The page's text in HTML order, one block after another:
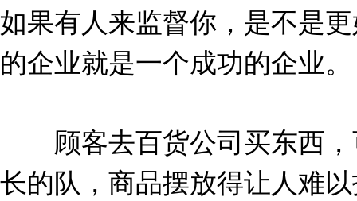
如果有人来监督你，是不是
的企业就是一个成功的企业。
顾客去百货公司买东西，
长的队，商品摆放得让人难